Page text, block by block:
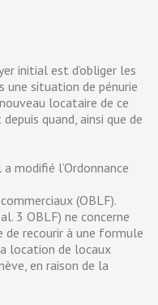
initial est d’obliger les
une situation de pénurie
locataire de ce
quand, ainsi que de
modifié l’Ordonnance
(OBLF).
3 OBLF) ne concerne
recourir à une formule
location de locaux
en raison de la